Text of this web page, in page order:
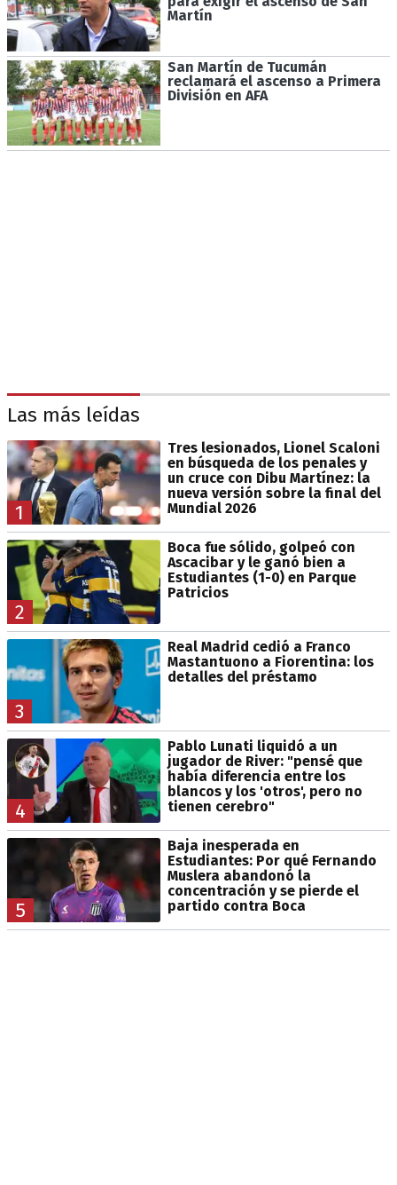
Martín
San Martín de Tucumán
reclamará el ascenso a Primera
División en AFA
Las más leídas
1
Tres lesionados, Lionel Scaloni
en búsqueda de los penales y
un cruce con Dibu Martínez: la
nueva versión sobre la final del
Mundial 2026
2
Boca fue sólido, golpeó con
Ascacibar y le ganó bien a
Estudiantes (1-0) en Parque
Patricios
3
Real Madrid cedió a Franco
Mastantuono a Fiorentina: los
detalles del préstamo
4
Pablo Lunati liquidó a un
jugador de River: "pensé que
había diferencia entre los
blancos y los 'otros', pero no
tienen cerebro"
5
Baja inesperada en
Estudiantes: Por qué Fernando
Muslera abandonó la
concentración y se pierde el
partido contra Boca